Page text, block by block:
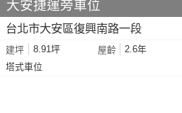
大安捷運旁車位
台北市大安區復興南路一段
建坪 8.91坪 屋齡 2.6年
塔式車位